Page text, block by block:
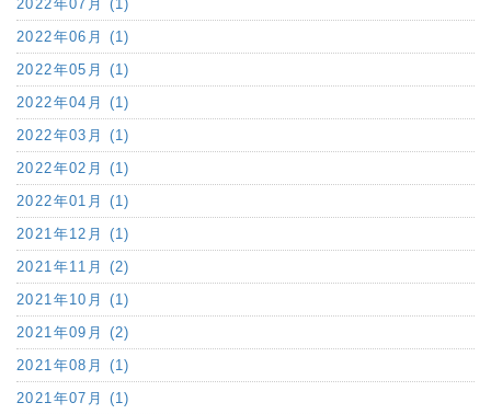
2022年07月 (1)
2022年06月 (1)
2022年05月 (1)
2022年04月 (1)
2022年03月 (1)
2022年02月 (1)
2022年01月 (1)
2021年12月 (1)
2021年11月 (2)
2021年10月 (1)
2021年09月 (2)
2021年08月 (1)
2021年07月 (1)